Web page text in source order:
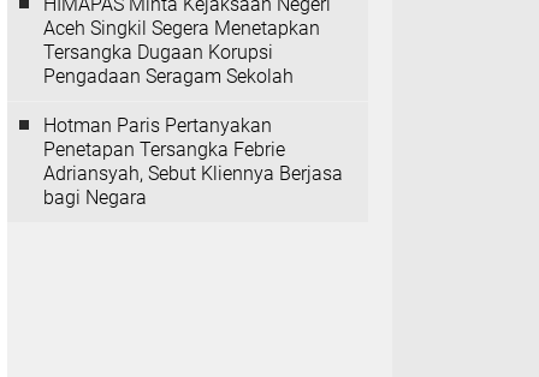
Aceh Singkil Segera Menetapkan
Tersangka Dugaan Korupsi
Pengadaan Seragam Sekolah
Hotman Paris Pertanyakan
Penetapan Tersangka Febrie
Adriansyah, Sebut Kliennya Berjasa
bagi Negara